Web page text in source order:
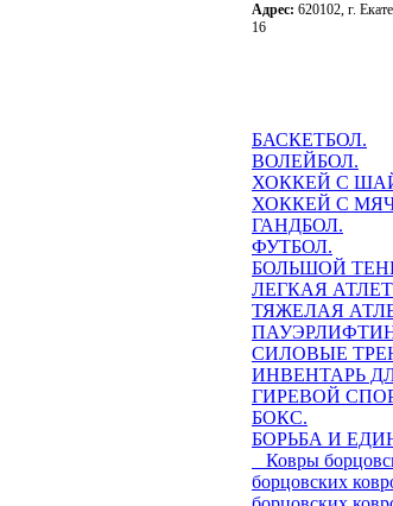
Адрес: 620102, г.
16
БАСКЕТБОЛ.
ВОЛЕЙБОЛ.
ХОККЕЙ С
ХОККЕЙ С
ГАНДБОЛ.
ФУТБОЛ.
БОЛЬШОЙ
ЛЕГКАЯ
ТЯЖЕЛАЯ
СИЛОВЫЕ
ИНВЕНТАРЬ
ГИРЕВОЙ
БОКС.
БОРЬБА И
Ковры
борцовских